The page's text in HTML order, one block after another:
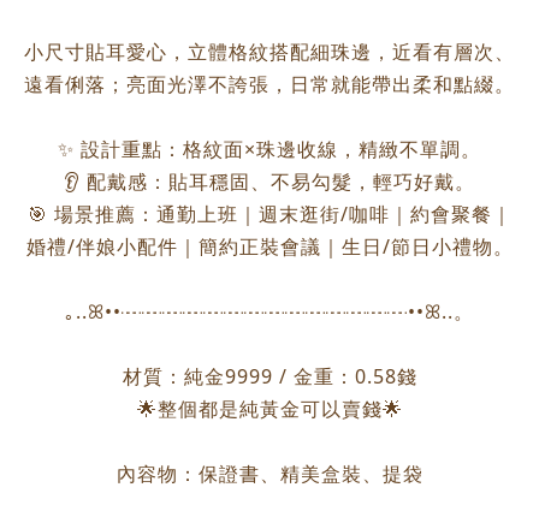
小尺寸貼耳愛心，立體格紋搭配細珠邊，近看有層次、
遠看俐落；亮面光澤不誇張，日常就能帶出柔和點綴。
✨ 設計重點：格紋面×珠邊收線，精緻不單調。
👂 配戴感：貼耳穩固、不易勾髮，輕巧好戴。
🎯 場景推薦：通勤上班｜週末逛街/咖啡｜約會聚餐｜
婚禮/伴娘小配件｜簡約正裝會議｜生日/節日小禮物。
｡..ꕤ••┈┈┈┈┈┈┈┈┈┈┈┈┈┈••ꕤ..。
材質：純金9999 / 金重：0.58錢
🌟整個都是純黃金可以賣錢🌟
內容物：保證書、精美盒裝、提袋